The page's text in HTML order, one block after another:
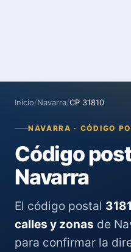
Inicio/Navarra/CP 31810
NAVARRA · CÓDIGO
Código
Navarra
El código postal
calles y zonas de
para confirmar la